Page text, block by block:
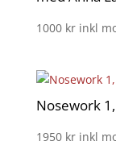
1000 kr inkl
Nosework
1950 kr inkl